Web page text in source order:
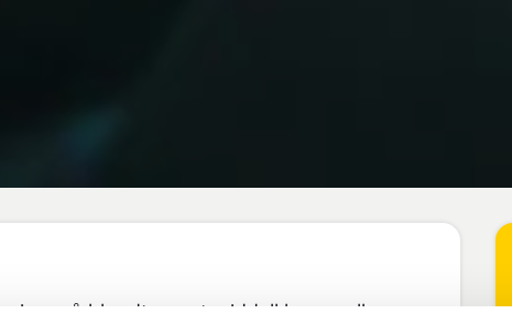
på blandt annet middelklasse- eller